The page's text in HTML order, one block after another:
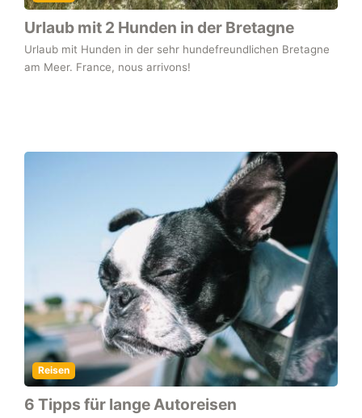
Urlaub mit 2 Hunden in der Bretagne
Urlaub mit Hunden in der sehr hundefreundlichen Bretagne
am Meer. France, nous arrivons!
Reisen
6 Tipps für lange Autoreisen